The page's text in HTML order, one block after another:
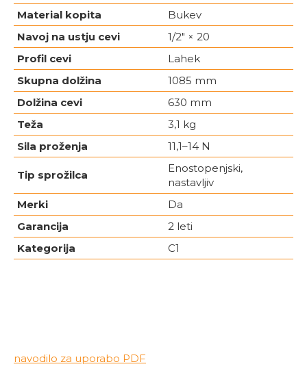
Material kopita
Bukev
Navoj na ustju cevi
1/2″ × 20
Profil cevi
Lahek
Skupna dolžina
1085 mm
Dolžina cevi
630 mm
Teža
3,1 kg
Sila proženja
11,1–14 N
Tip sprožilca
Enostopenjski,
nastavljiv
Merki
Da
Garancija
2 leti
Kategorija
C1
navodilo za uporabo PDF